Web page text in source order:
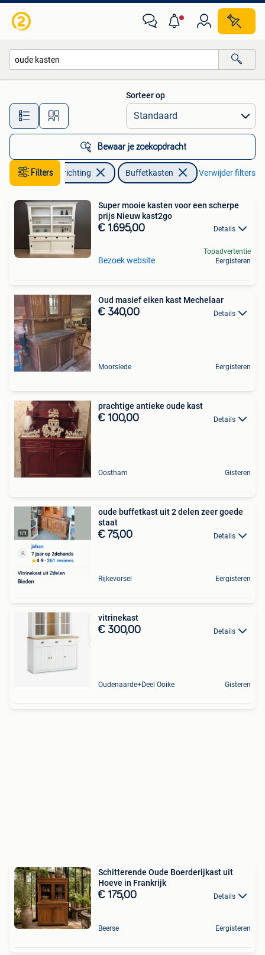
Alle afstanden…
Sorteer op
Bewaar je zoekopdracht
Filters
Huis en Inrichting Buffetkasten Verwijder filters
Super mooie kasten voor een scherpe
prijs Nieuw kast2go
€ 1.695,00 Details
Bezoek website
Topadvertentie
Eergisteren
Oud masief eiken kast Mechelaar
€ 340,00 Details
Moorslede Eergisteren
prachtige antieke oude kast
€ 100,00 Details
Oostham Gisteren
oude buffetkast uit 2 delen zeer goede
staat
€ 75,00 Details
Rijkevorsel Eergisteren
vitrinekast
€ 300,00 Details
Oudenaarde+Deel Ooike Gisteren
Schitterende Oude Boerderijkast uit
Hoeve in Frankrijk
€ 175,00 Details
Beerse Eergisteren